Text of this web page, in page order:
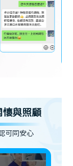
與照顧
可同安心